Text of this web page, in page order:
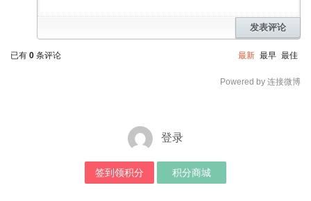
发表评论
已有 0 条评论 最新 最早 最佳
Powered by 连接微博
登录
签到领积分 积分商城